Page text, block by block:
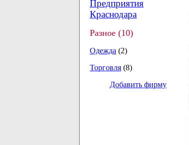
Предприятия
Краснодара
Разное (10)
Одежда (2)
Торговля (8)
Добавить фирму